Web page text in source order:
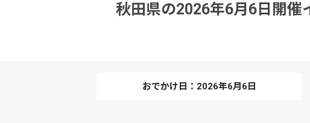
秋田県の2026年6月6日開催
おでかけ日：2026年6月6日